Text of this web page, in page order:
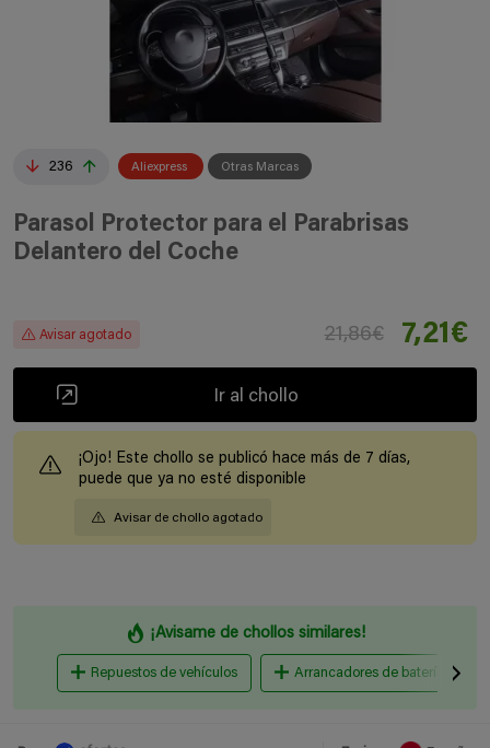
236 Aliexpress Otras Marcas
Parasol Protector para el Parabrisas
Delantero del Coche
Avisar agotado 21,86€ 7,21€
Ir al chollo
¡Ojo! Este chollo se publicó hace más de 7 días,
puede que ya no esté disponible
Avisar de chollo agotado
¡Avisame de chollos similares!
Repuestos de vehículos Arrancadores de baterías